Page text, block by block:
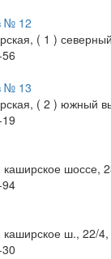
№ 12
( 1 )
№ 13
( 2 ) южный
каширское шоссе,
каширское ш., 22/